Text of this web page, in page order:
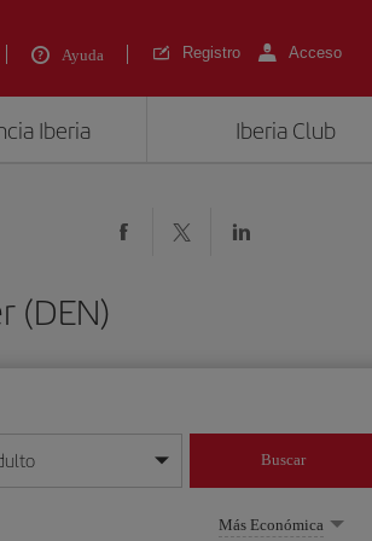
Ayuda Registro Acceso
Iberia Iberia Club
(DEN)
mes/año
Buscar
Más Económica